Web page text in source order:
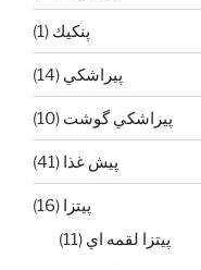
پنكيك (1)
پيراشكي (14)
پيراشكي گوشت (10)
پيش غذا (41)
پیتزا (16)
پيتزا لقمه اي (11)